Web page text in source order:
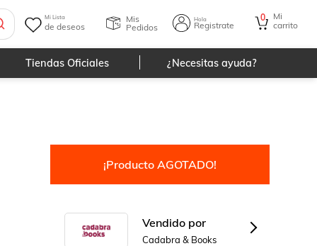
Mi Lista
de deseos
Mis
Pedidos
Hola
Registrate
0
Mi
carrito
Tiendas Oficiales ¿Necesitas ayuda?
¡Producto AGOTADO!
Vendido por
Cadabra & Books